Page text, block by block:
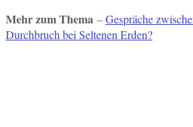
Mehr zum Thema –Gespräche
Durchbruch bei Seltenen Erden?